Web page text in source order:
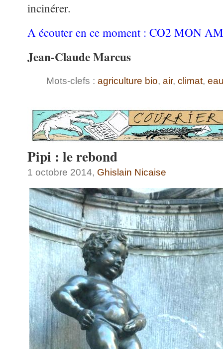
incinérer.
A écouter en ce moment : CO2 MON
Jean-Claude Marcus
Mots-clefs : agriculture bio, air, climat,
Pipi : le rebond
1 octobre 2014, Ghislain Nicaise